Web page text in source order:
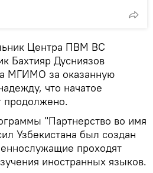
Центра ПВМ ВС
Бахтияр Дусниязов
МГИМО за оказанную
что начатое
продолжено.
"Партнерство во имя
Узбекистана был создан
проходят
иностранных языков.